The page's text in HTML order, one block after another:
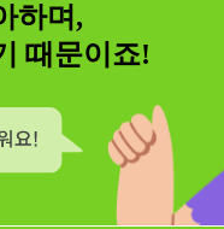
하며,
때문이죠!